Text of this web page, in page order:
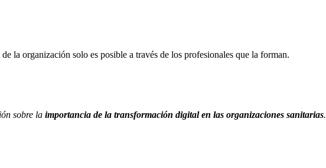
la organización solo es posible a través de los profesionales que la forman.
sobre la importancia de la transformación digital en las organizaciones sanitarias.